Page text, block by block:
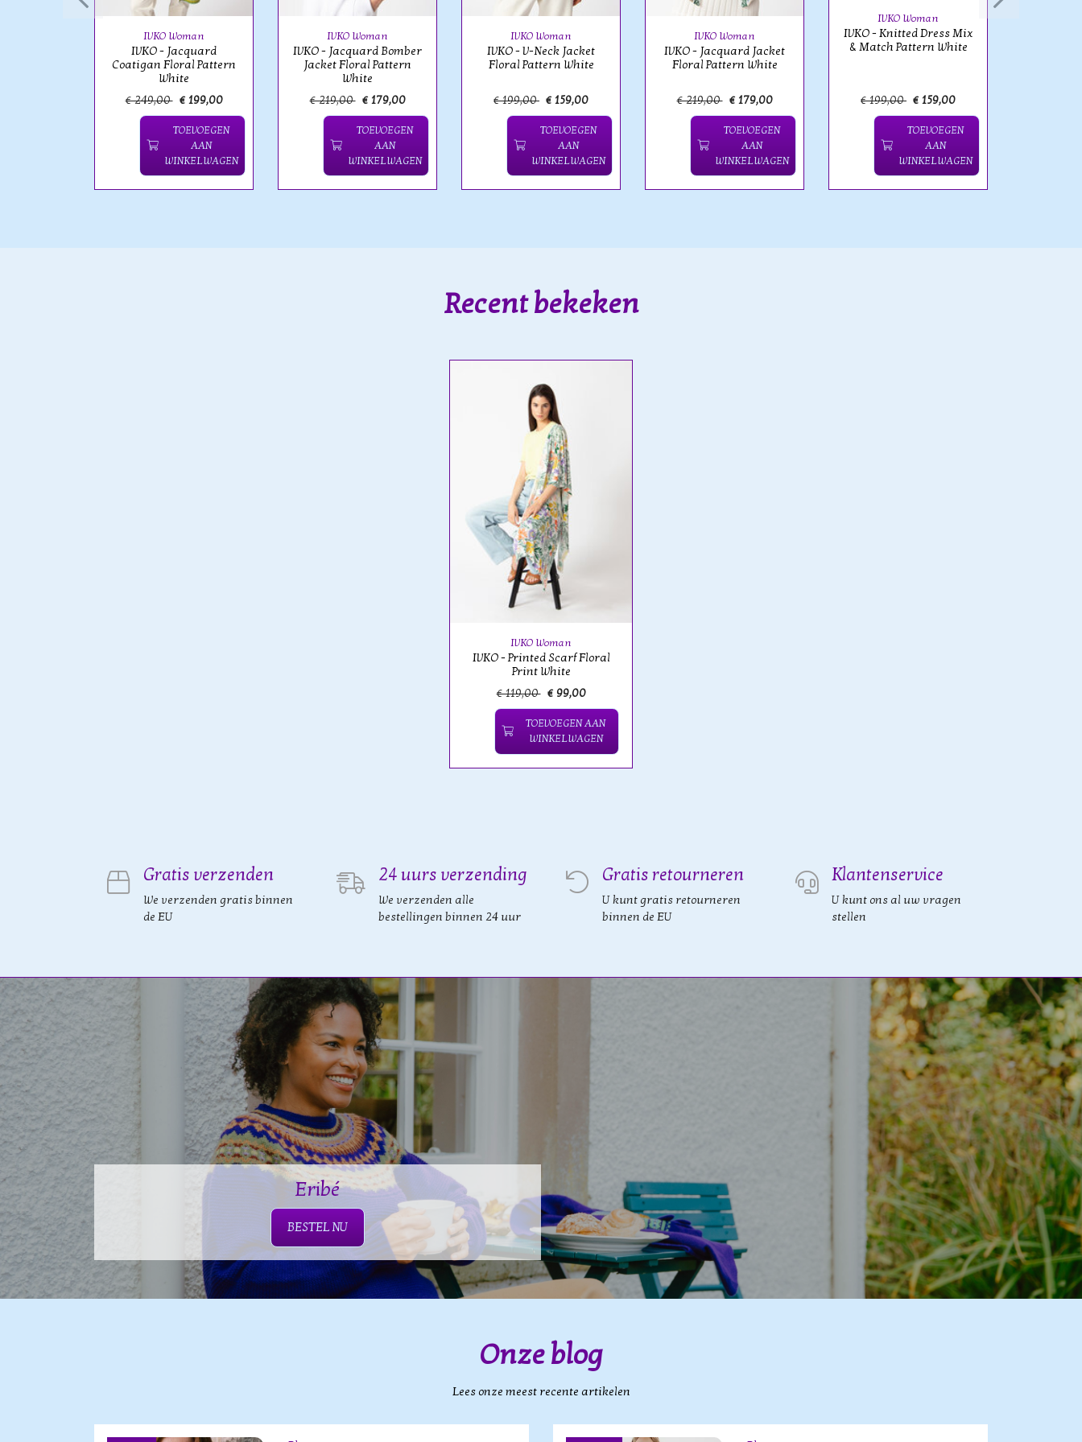
IVKO Woman
IVKO - Jacquard
Coatigan Floral Pattern
White
€ 249,00 € 199,00
TOEVOEGEN
AAN
WINKELWAGEN
IVKO Woman
IVKO - Jacquard Bomber
Jacket Floral Pattern
White
€ 219,00 € 179,00
TOEVOEGEN
AAN
WINKELWAGEN
IVKO Woman
IVKO - V-Neck Jacket
Floral Pattern White
€ 199,00 € 159,00
TOEVOEGEN
AAN
WINKELWAGEN
IVKO Woman
IVKO - Jacquard Jacket
Floral Pattern White
€ 219,00 € 179,00
TOEVOEGEN
AAN
WINKELWAGEN
IVKO Woman
IVKO - Knitted Dress Mix
& Match Pattern White
€ 199,00 € 159,00
TOEVOEGEN
AAN
WINKELWAGEN
Recent bekeken
IVKO Woman
IVKO - Printed Scarf Floral
Print White
€ 119,00 € 99,00
TOEVOEGEN AAN
WINKELWAGEN
Gratis verzenden
We verzenden gratis binnen
de EU
24 uurs verzending
We verzenden alle
bestellingen binnen 24 uur
Gratis retourneren
U kunt gratis retourneren
binnen de EU
Klantenservice
U kunt ons al uw vragen
stellen
Eribé
BESTEL NU
Onze blog
Lees onze meest recente artikelen